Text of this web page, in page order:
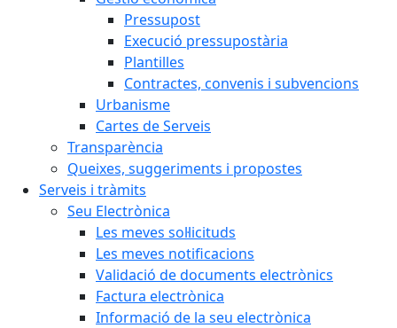
Pressupost
Execució pressupostària
Plantilles
Contractes, convenis i subvencions
Urbanisme
Cartes de Serveis
Transparència
Queixes, suggeriments i propostes
Serveis i tràmits
Seu Electrònica
Les meves sol·licituds
Les meves notificacions
Validació de documents electrònics
Factura electrònica
Informació de la seu electrònica